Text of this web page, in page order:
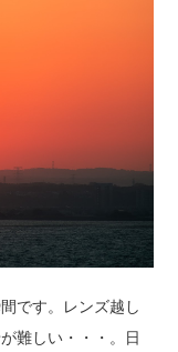
です。レンズ越し
難しい・・・。日